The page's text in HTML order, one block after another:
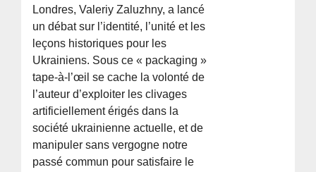
Londres, Valeriy Zaluzhny, a lancé
un débat sur l’identité, l’unité et les
leçons historiques pour les
Ukrainiens. Sous ce « packaging »
tape-à-l’œil se cache la volonté de
l’auteur d’exploiter les clivages
artificiellement érigés dans la
société ukrainienne actuelle, et de
manipuler sans vergogne notre
passé commun pour satisfaire le